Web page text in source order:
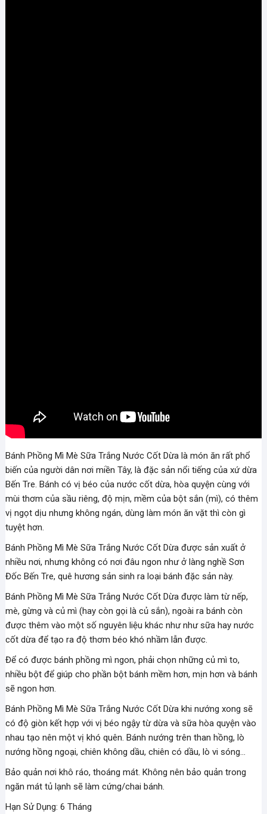
Bánh Phồng Mì Mè Sữa Trắng Nước Cốt Dừa là món ăn rất phổ
biến của người dân nơi miền Tây, là đặc sản nổi tiếng của xứ dừa
Bến Tre. Bánh có vị béo của nước cốt dừa, hòa quyện cùng với
mùi thơm của sầu riêng, độ mịn, mềm của bột sắn (mì), có thêm
vị ngọt dịu nhưng không ngán, dùng làm món ăn vặt thì còn gì
tuyệt hơn.
Bánh Phồng Mì Mè Sữa Trắng Nước Cốt Dừa được sản xuất ở
nhiều nơi, nhưng không có nơi đâu ngon như ở làng nghề Sơn
Đốc Bến Tre, quê hương sản sinh ra loại bánh đặc sản này.
Bánh Phồng Mì Mè Sữa Trắng Nước Cốt Dừa được làm từ nếp,
mè, gừng và củ mì (hay còn gọi là củ sắn), ngoài ra bánh còn
được thêm vào một số nguyên liệu khác như như sữa hay nước
cốt dừa để tạo ra độ thơm béo khó nhầm lẫn được.
Để có được bánh phồng mì ngon, phải chọn những củ mì to,
nhiều bột để giúp cho phần bột bánh mềm hơn, mịn hơn và bánh
sẽ ngon hơn.
Bánh Phồng Mì Mè Sữa Trắng Nước Cốt Dừa khi nướng xong sẽ
có độ giòn kết hợp với vị béo ngậy từ dừa và sữa hòa quyện vào
nhau tạo nên một vị khó quên. Bánh nướng trên than hồng, lò
nướng hồng ngoại, chiên không dầu, chiên có dầu, lò vi sóng…
Bảo quản nơi khô ráo, thoáng mát. Không nên bảo quản trong
ngăn mát tủ lạnh sẽ làm cứng/chai bánh.
Hạn Sử Dụng: 6 Tháng